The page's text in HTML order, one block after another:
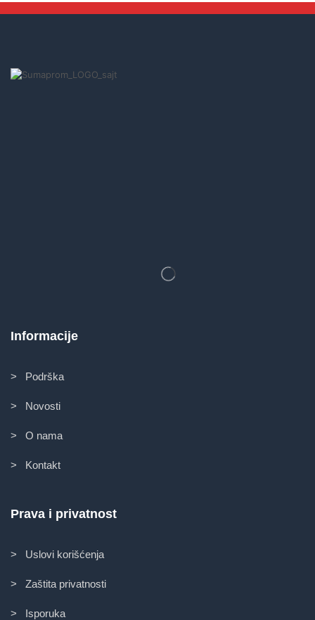
Informacije
> Podrška
> Novosti
> O nama
> Kontakt
Prava i privatnost
> Uslovi korišćenja
> Zaštita privatnosti
> Isporuka